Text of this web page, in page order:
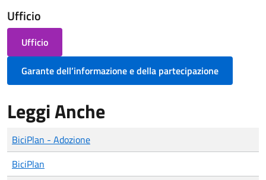
Ufficio
Ufficio
Garante dell’informazione e della partecipazione
Leggi Anche
BiciPlan - Adozione
BiciPlan